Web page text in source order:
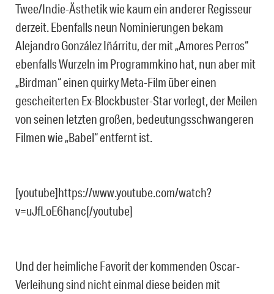
Twee/Indie-Ästhetik wie kaum ein anderer Regisseur
derzeit. Ebenfalls neun Nominierungen bekam
Alejandro González Iñárritu, der mit „Amores Perros“
ebenfalls Wurzeln im Programmkino hat, nun aber mit
„Birdman“ einen quirky Meta-Film über einen
gescheiterten Ex-Blockbuster-Star vorlegt, der Meilen
von seinen letzten großen, bedeutungsschwangeren
Filmen wie „Babel“ entfernt ist.
[youtube]https://www.youtube.com/watch?
v=uJfLoE6hanc[/youtube]
Und der heimliche Favorit der kommenden Oscar-
Verleihung sind nicht einmal diese beiden mit